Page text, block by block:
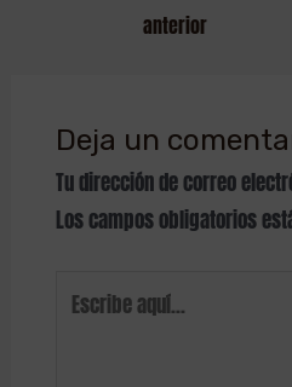
anterior
Deja un
Tu dirección de correo
Los campos obligatorios